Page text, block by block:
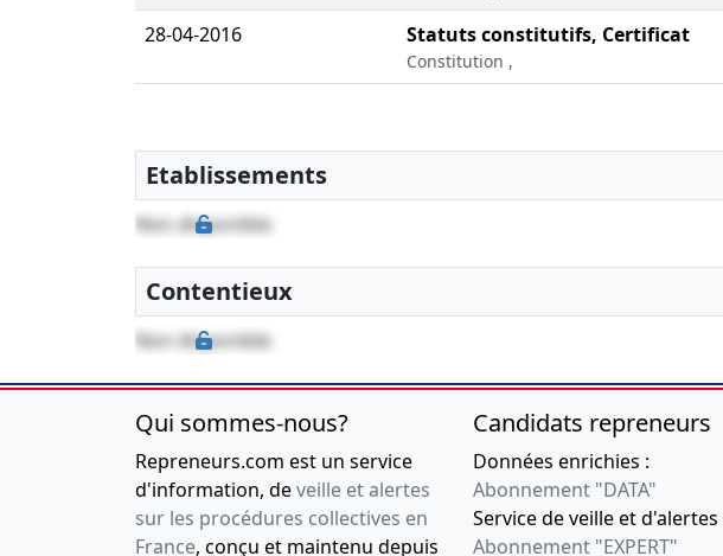
28-04-2016 Statuts constitutifs, Certificat
Constitution ,
Etablissements
Non disponible
Contentieux
Non disponible
Qui sommes-nous?
Repreneurs.com est un service
d'information, deveille et alertes
sur les procédures collectives en
France, conçu et maintenu depuis
Candidats repreneurs
Données enrichies :
Abonnement "DATA"
Service de veille et d'alertes
Abonnement "EXPERT"